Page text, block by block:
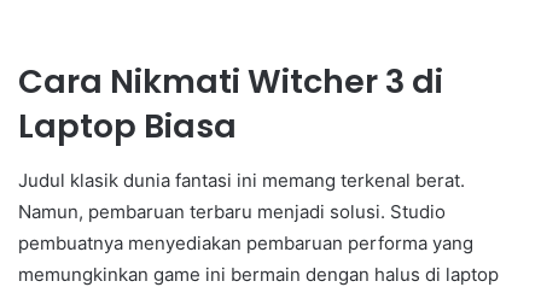
Cara Nikmati Witcher 3 di
Laptop Biasa
Judul klasik dunia fantasi ini memang terkenal berat.
Namun, pembaruan terbaru menjadi solusi. Studio
pembuatnya menyediakan pembaruan performa yang
memungkinkan game ini bermain dengan halus di laptop